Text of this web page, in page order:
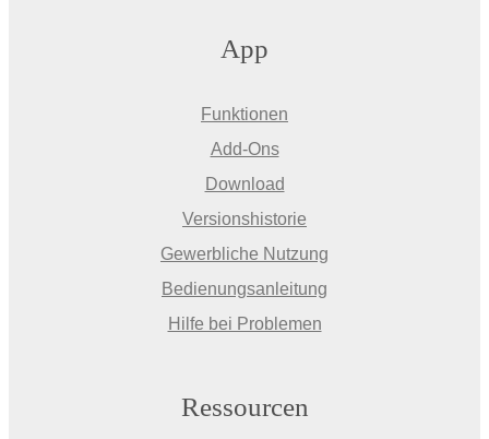
App
Funktionen
Add-Ons
Download
Versionshistorie
Gewerbliche Nutzung
Bedienungsanleitung
Hilfe bei Problemen
Ressourcen